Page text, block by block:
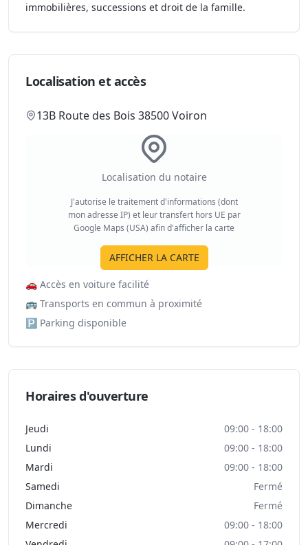
immobilières, successions et droit de la famille.
Localisation et accès
13B Route des Bois 38500 Voiron
Localisation du notaire
J'autorise le traitement d'informations (dont
mon adresse IP) et leur transfert hors UE par
Google Maps (USA) afin d'afficher la carte
AFFICHER LA CARTE
🚗 Accès en voiture facilité
🚌 Transports en commun à proximité
🅿️ Parking disponible
Horaires d'ouverture
Jeudi
09:00 - 18:00
Lundi
09:00 - 18:00
Mardi
09:00 - 18:00
Samedi
Fermé
Dimanche
Fermé
Mercredi
09:00 - 18:00